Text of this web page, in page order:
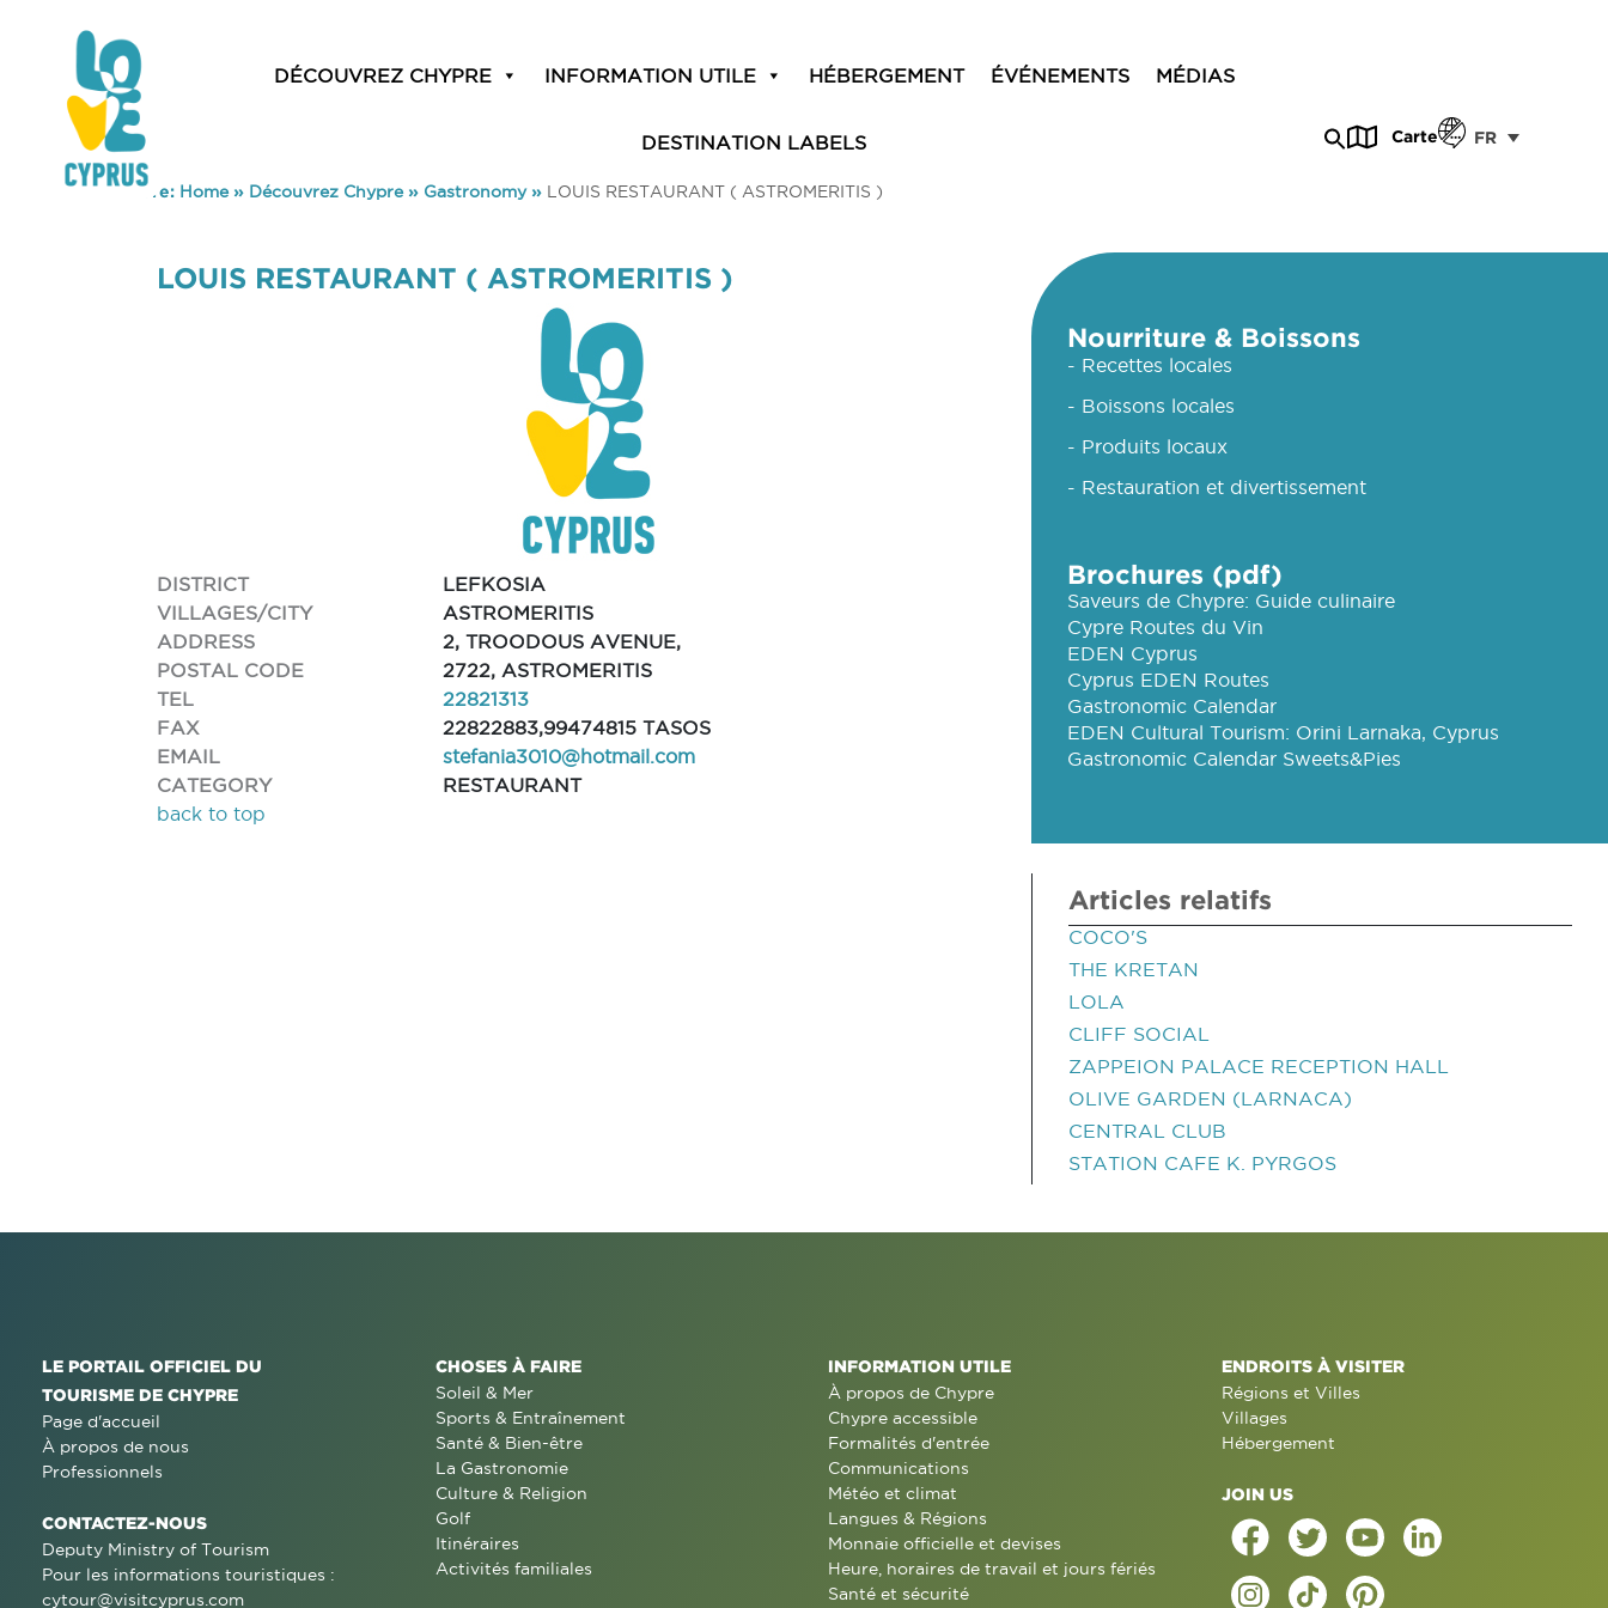
DÉCOUVREZ CHYPRE INFORMATION UTILE HÉBERGEMENT ÉVÉNEMENTS MÉDIAS
DESTINATION LABELS Carte FR
You are here: Home» Découvrez Chypre» Gastronomy» LOUIS RESTAURANT ( ASTROMERITIS )
LOUIS RESTAURANT ( ASTROMERITIS )
DISTRICT
LEFKOSIA
VILLAGES/CITY
ASTROMERITIS
ADDRESS
2, TROODOUS AVENUE,
POSTAL CODE
2722, ASTROMERITIS
TEL
22821313
FAX
22822883,99474815 TASOS
EMAIL
stefania3010@hotmail.com
CATEGORY
RESTAURANT
back to top
Nourriture & Boissons
- Recettes locales
- Boissons locales
- Produits locaux
- Restauration et divertissement
Brochures (pdf)
Saveurs de Chypre: Guide culinaire
Cypre Routes du Vin
EDEN Cyprus
Cyprus EDEN Routes
Gastronomic Calendar
EDEN Cultural Tourism: Orini Larnaka, Cyprus
Gastronomic Calendar Sweets&Pies
Articles relatifs
COCO'S
THE KRETAN
LOLA
CLIFF SOCIAL
ZAPPEION PALACE RECEPTION HALL
OLIVE GARDEN (LARNACA)
CENTRAL CLUB
STATION CAFE K. PYRGOS
LE PORTAIL OFFICIEL DU
TOURISME DE CHYPRE
Page d'accueil
À propos de nous
Professionnels
CONTACTEZ-NOUS
Deputy Ministry of Tourism
Pour les informations touristiques :
cytour@visitcyprus.com
CHOSES À FAIRE
Soleil & Mer
Sports & Entraînement
Santé & Bien-être
La Gastronomie
Culture & Religion
Golf
Itinéraires
Activités familiales
INFORMATION UTILE
À propos de Chypre
Chypre accessible
Formalités d'entrée
Communications
Météo et climat
Langues & Régions
Monnaie officielle et devises
Heure, horaires de travail et jours fériés
Santé et sécurité
ENDROITS À VISITER
Régions et Villes
Villages
Hébergement
JOIN US